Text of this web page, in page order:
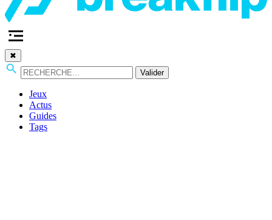
✖
Valider
Jeux
Actus
Guides
Tags